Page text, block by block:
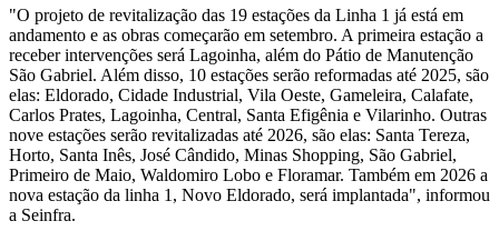
"O projeto de revitalização das 19 estações da Linha 1 já está em
andamento e as obras começarão em setembro. A primeira estação a
receber intervenções será Lagoinha, além do Pátio de Manutenção
São Gabriel. Além disso, 10 estações serão reformadas até 2025, são
elas: Eldorado, Cidade Industrial, Vila Oeste, Gameleira, Calafate,
Carlos Prates, Lagoinha, Central, Santa Efigênia e Vilarinho. Outras
nove estações serão revitalizadas até 2026, são elas: Santa Tereza,
Horto, Santa Inês, José Cândido, Minas Shopping, São Gabriel,
Primeiro de Maio, Waldomiro Lobo e Floramar. Também em 2026 a
nova estação da linha 1, Novo Eldorado, será implantada", informou
a Seinfra.